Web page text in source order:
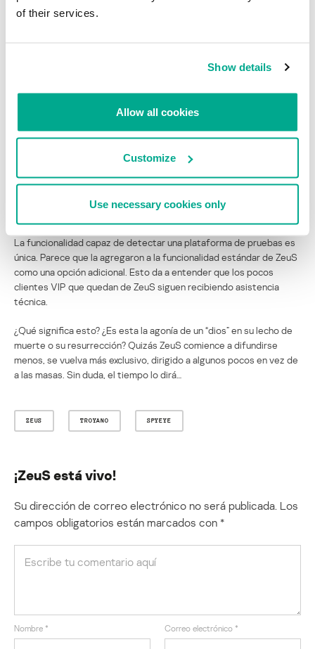
of their services.
Show details
Allow all cookies
Customize
Use necessary cookies only
Modificaciones a una pieza del código de ZeuS que antes no se
Los cambios al código muestran que se creó el ejemplar usando
una versión nueva y re-compilada de Zeus Builder.
La funcionalidad capaz de detectar una plataforma de pruebas es
única. Parece que la agregaron a la funcionalidad estándar de ZeuS
como una opción adicional. Esto da a entender que los pocos
clientes VIP que quedan de ZeuS siguen recibiendo asistencia
técnica.
¿Qué significa esto? ¿Es esta la agonía de un “dios” en su lecho de
muerte o su resurrección? Quizás ZeuS comience a difundirse
menos, se vuelva más exclusivo, dirigido a algunos pocos en vez de
a las masas. Sin duda, el tiempo lo dirá…
ZEUS TROYANO SPYEYE
¡ZeuS está vivo!
Su dirección de correo electrónico no será publicada. Los
campos obligatorios están marcados con *
Nombre * Correo electrónico *